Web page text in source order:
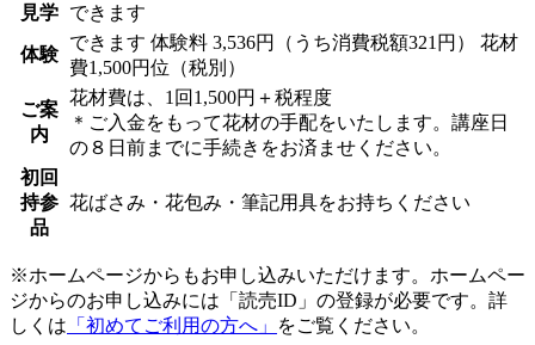
見学 できます
体験
できます 体験料 3,536円（うち消費税額321円） 花材
費1,500円位（税別）
ご案
内
花材費は、1回1,500円＋税程度
＊ご入金をもって花材の手配をいたします。講座日
の８日前までに手続きをお済ませください。
初回
持参
品
花ばさみ・花包み・筆記用具をお持ちください
※ホームページからもお申し込みいただけます。ホームペー
ジからのお申し込みには「読売ID」の登録が必要です。詳
しくは 「初めてご利用の方へ」 をご覧ください。